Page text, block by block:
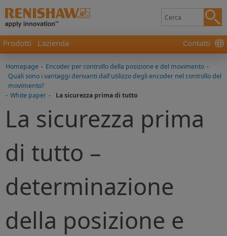
Prodotti L'azienda Contatti
Homepage - Encoder per controllo della posizione e del movimento -
Quali sono i vantaggi derivanti dall'utilizzo degli encoder nel controllo del
movimento?
- White paper - La sicurezza prima di tutto
La sicurezza prima
di tutto –
determinazione
della posizione e